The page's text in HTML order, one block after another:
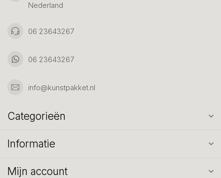
Nederland
06 23643267
06 23643267
info@kunstpakket.nl
Categorieën
Informatie
Mijn account